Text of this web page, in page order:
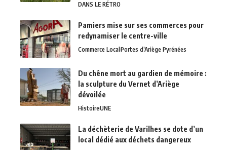
DANS LE RÉTRO
Pamiers mise sur ses commerces pour
redynamiser le centre-ville
Commerce LocalPortes d’Ariège Pyrénées
Du chêne mort au gardien de mémoire :
la sculpture du Vernet d’Ariège
dévoilée
HistoireUNE
La déchèterie de Varilhes se dote d’un
local dédié aux déchets dangereux